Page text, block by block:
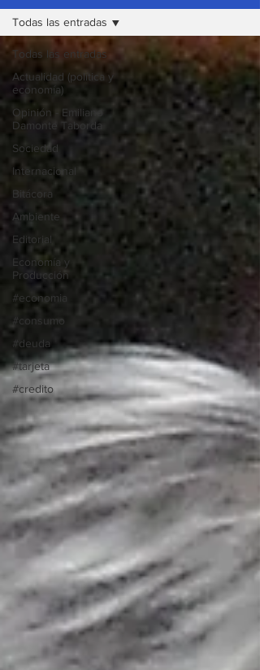
Todas las entradas
Actualidad (política y
economía)
Opinión - Emiliano
Damonte Taborda
Sociedad
Internacional
Bitácora
Ambiente
Editorial
Economía y
Producción
#economia
#consumo
#deuda
#tarjeta
#credito
Todas las entradas